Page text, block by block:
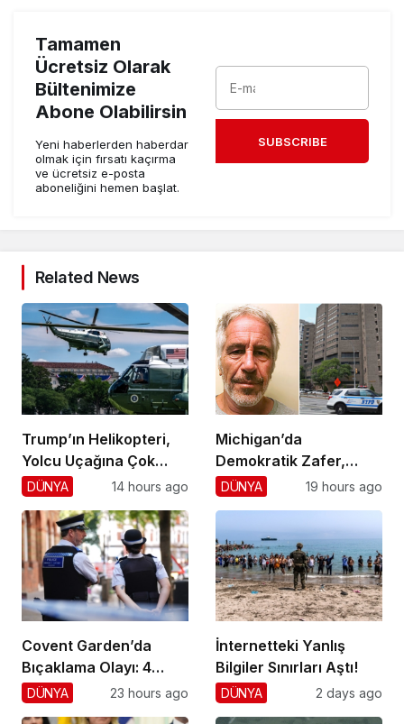
Tamamen
Ücretsiz Olarak
Bültenimize
Abone Olabilirsin
Yeni haberlerden haberdar
olmak için fırsatı kaçırma
ve ücretsiz e-posta
aboneliğini hemen başlat.
SUBSCRIBE
Related News
Trump’ın Helikopteri,
Yolcu Uçağına Çok
Yaklaştı!
DÜNYA 14 hours ago
Michigan’da
Demokratik Zafer,
Cumhuriyetçilere
DÜNYA 19 hours ago
Covent Garden’da
Bıçaklama Olayı: 4
Yaralı, 1 Gözaltı
DÜNYA 23 hours ago
İnternetteki Yanlış
Bilgiler Sınırları Aştı!
DÜNYA 2 days ago